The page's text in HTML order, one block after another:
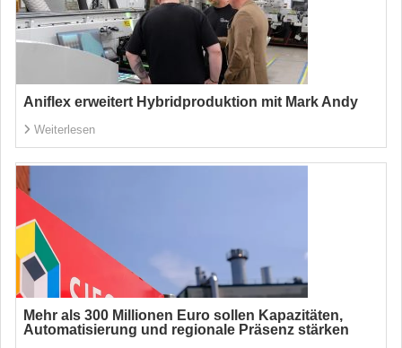
Aniflex erweitert Hybridproduktion mit Mark Andy
Weiterlesen
Mehr als 300 Millionen Euro sollen Kapazitäten,
Automatisierung und regionale Präsenz stärken